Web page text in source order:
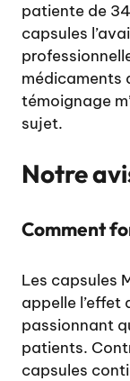
patiente de
capsules
médicaments
témoignage
sujet.
Notre
Comment
Les capsules
appelle l’effet
passionnant
patients.
capsules